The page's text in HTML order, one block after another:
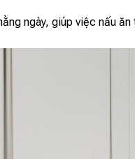
ngày, giúp việc nấu